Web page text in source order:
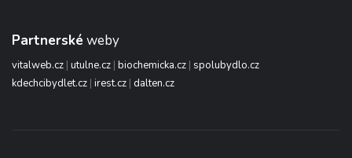
Partnerské weby
vitalweb.cz | utulne.cz | biochemicka.cz | spolubydlo.cz
kdechcibydlet.cz | irest.cz | dalten.cz